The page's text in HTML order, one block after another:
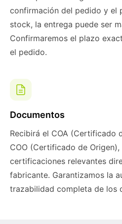
confirmación del pedido y el
stock, la entrega puede ser
Confirmaremos el plazo
el pedido.
Documentos
Recibirá el COA (Certificado
COO (Certificado de Origen),
certificaciones relevantes
fabricante. Garantizamos la
trazabilidad completa de los